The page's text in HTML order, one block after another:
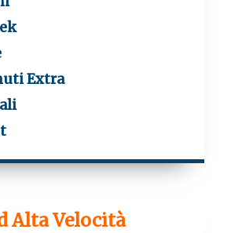
Extra
Alta Velocità